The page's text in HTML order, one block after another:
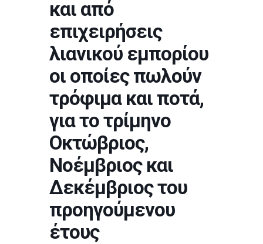
και από
επιχειρήσεις
λιανικού εμπορίου
οι οποίες πωλούν
τρόφιμα και ποτά,
για το τρίμηνο
Οκτώβριος,
Νοέμβριος και
Δεκέμβριος του
προηγούμενου
έτους